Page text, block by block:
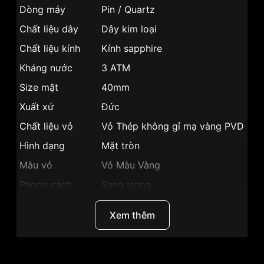
Dòng máy
Pin / Quartz
Chất liệu dây
Dây kim loại
Chất liệu kính
Kính sapphire
Kháng nước
3 ATM
Size mặt
40mm
Xuất xứ
Đức
Chất liệu vỏ
Vỏ Thép không gỉ mạ vàng PVD
Hình dạng
Mặt tròn
Màu vỏ
Vỏ Màu Vàng
Phong cách
Sang trọng
Lịch thứ, Lịch ngày, Giờ, Phút,
Giây
Xem thêm